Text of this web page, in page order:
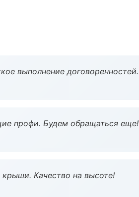
выполнение договоренностей.
профи. Будем обращаться еще!
Качество на высоте!